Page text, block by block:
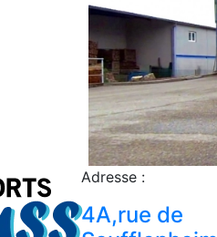
Adresse :
4A,rue de